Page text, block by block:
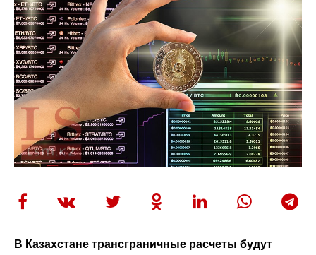
В Казахстане трансграничные расчеты будут